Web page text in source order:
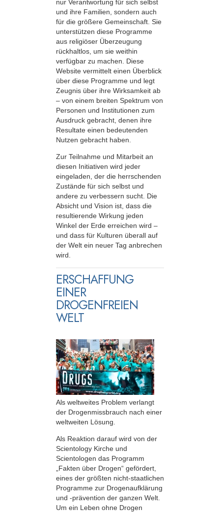
nur Verantwortung für sich selbst
und ihre Familien, sondern auch
für die größere Gemeinschaft. Sie
unterstützen diese Programme
aus religiöser Überzeugung
rückhaltlos, um sie weithin
verfügbar zu machen. Diese
Website vermittelt einen Überblick
über diese Programme und legt
Zeugnis über ihre Wirksamkeit ab
– von einem breiten Spektrum von
Personen und Institutionen zum
Ausdruck gebracht, denen ihre
Resultate einen bedeutenden
Nutzen gebracht haben.
Zur Teilnahme und Mitarbeit an
diesen Initiativen wird jeder
eingeladen, der die herrschenden
Zustände für sich selbst und
andere zu verbessern sucht. Die
Absicht und Vision ist, dass die
resultierende Wirkung jeden
Winkel der Erde erreichen wird –
und dass für Kulturen überall auf
der Welt ein neuer Tag anbrechen
wird.
ERSCHAFFUNG
EINER
DROGENFREIEN
WELT
Als weltweites Problem verlangt
der Drogenmissbrauch nach einer
weltweiten Lösung.
Als Reaktion darauf wird von der
Scientology Kirche und
Scientologen das Programm
„Fakten über Drogen“ gefördert,
eines der größten nicht-staatlichen
Programme zur Drogenaufklärung
und -prävention der ganzen Welt.
Um ein Leben ohne Drogen